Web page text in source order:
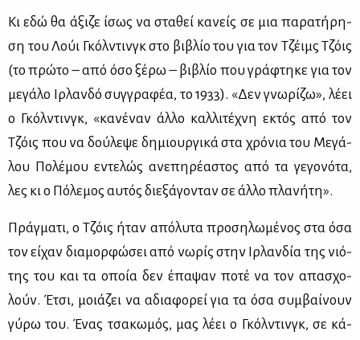
Κι εδώ θα άξι­ζε ίσως να στα­θεί κα­νείς σε μια πα­ρα­τή­ρη­
ση του Λούι Γκόλ­ντινγκ στο βι­βλίο του για τον Τζέιμς Τζόις
(το πρώ­το – από όσο ξέ­ρω – βι­βλίο που γρά­φτη­κε για τον
με­γά­λο Ιρ­λαν­δό συγ­γρα­φέα, το 1933). «Δεν γνω­ρί­ζω», λέ­ει
ο Γκόλ­ντινγκ, «κα­νέ­ναν άλ­λο καλ­λι­τέ­χνη εκτός από τον
Τζόις που να δού­λε­ψε δη­μιουρ­γι­κά στα χρό­νια του Με­γά­
λου Πο­λέ­μου εντε­λώς ανε­πη­ρέ­α­στος από τα γε­γο­νό­τα,
λες κι ο Πό­λε­μος αυ­τός διε­ξά­γο­νταν σε άλ­λο πλα­νή­τη».
Πράγ­μα­τι, ο Τζόις ήταν από­λυ­τα προ­ση­λω­μέ­νος στα όσα
τον εί­χαν δια­μορ­φώ­σει από νω­ρίς στην Ιρ­λαν­δία της νιό­
της του και τα οποία δεν έπα­ψαν πο­τέ να τον απα­σχο­
λούν. Έτσι, μοιά­ζει να αδια­φο­ρεί για τα όσα συμ­βαί­νουν
γύ­ρω του. Ένας τσα­κω­μός, μας λέ­ει ο Γκόλ­ντινγκ, σε κά­